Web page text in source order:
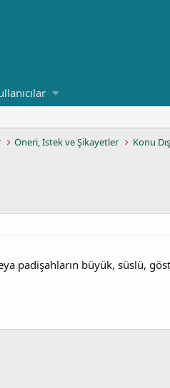
Öneri, İstek ve Şikayetler Konu
padişahların büyük, süslü,